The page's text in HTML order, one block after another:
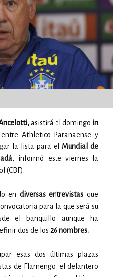
asistirá el domingo in
Athletico Paranaense y
la lista para el Mundial de
, informó este viernes la
(CBF).
en diversas entrevistas que
para la que será su
el banquillo, aunque ha
dos de los 26 nombres.
esas dos últimas plazas
de Flamengo: el delantero